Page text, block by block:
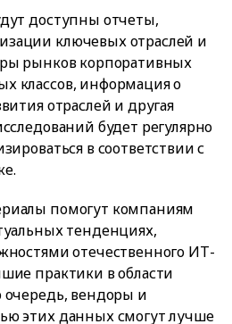
доступны отчеты,
ключевых отраслей и
рынков корпоративных
классов, информация о
отраслей и другая
будет регулярно
в соответствии с
помогут компаниям
тенденциях,
отечественного ИТ-
практики в области
вендоры и
этих данных смогут лучше